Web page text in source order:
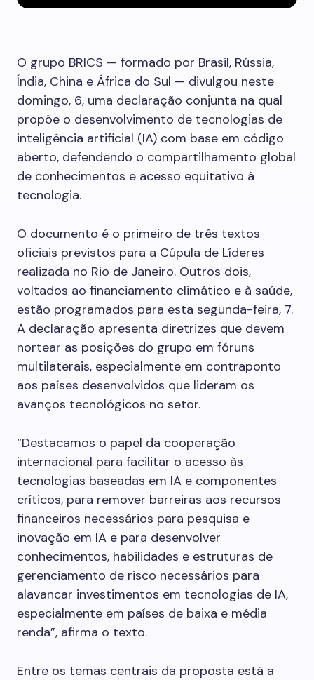
O grupo BRICS — formado por Brasil, Rússia,
Índia, China e África do Sul — divulgou neste
domingo, 6, uma declaração conjunta na qual
propõe o desenvolvimento de tecnologias de
inteligência artificial (IA) com base em código
aberto, defendendo o compartilhamento global
de conhecimentos e acesso equitativo à
tecnologia.
O documento é o primeiro de três textos
oficiais previstos para a Cúpula de Líderes
realizada no Rio de Janeiro. Outros dois,
voltados ao financiamento climático e à saúde,
estão programados para esta segunda-feira, 7.
A declaração apresenta diretrizes que devem
nortear as posições do grupo em fóruns
multilaterais, especialmente em contraponto
aos países desenvolvidos que lideram os
avanços tecnológicos no setor.
“Destacamos o papel da cooperação
internacional para facilitar o acesso às
tecnologias baseadas em IA e componentes
críticos, para remover barreiras aos recursos
financeiros necessários para pesquisa e
inovação em IA e para desenvolver
conhecimentos, habilidades e estruturas de
gerenciamento de risco necessários para
alavancar investimentos em tecnologias de IA,
especialmente em países de baixa e média
renda”, afirma o texto.
Entre os temas centrais da proposta está a